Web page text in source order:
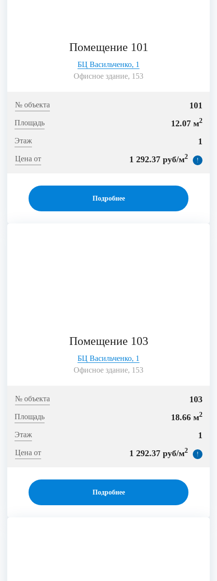
Помещение 101
БЦ Васильченко, 1
Офисное здание, 153
101
12.07 м2
1
1 292.37 руб/м2 !
Подробнее
Помещение 103
БЦ Васильченко, 1
Офисное здание, 153
103
18.66 м2
1
1 292.37 руб/м2 !
Подробнее